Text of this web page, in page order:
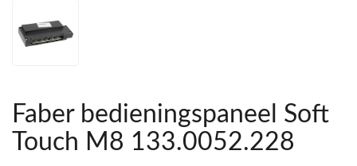
Faber bedieningspaneel Soft
Touch M8 133.0052.228